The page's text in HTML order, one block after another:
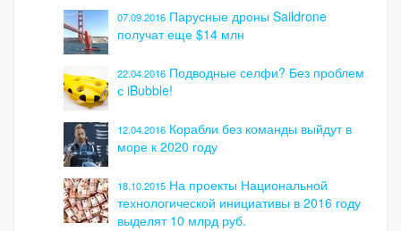
07.09.2016 Парусные дроны Saildrone
получат еще $14 млн
22.04.2016 Подводные селфи? Без проблем
с iBubble!
12.04.2016 Корабли без команды выйдут в
море к 2020 году
18.10.2015 На проекты Национальной
технологической инициативы в 2016 году
выделят 10 млрд руб.